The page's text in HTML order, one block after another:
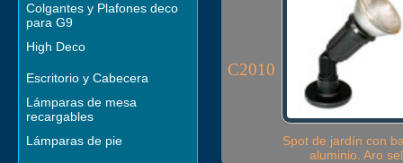
Colgantes y Plafones deco
para G9
High Deco
Escritorio y Cabecera
Lámparas de mesa
recargables
Lámparas de pie
C2010
Spot de jardín con
aluminio. Aro